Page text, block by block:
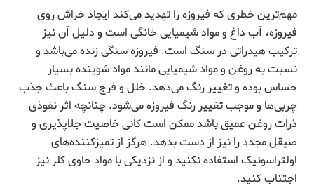
مهم‌ترین خطری که فیروزه را تهدید می‌کند ایجاد خراش روی
فیروزه، آب داغ و مواد شیمیایی خانگی است و دلیل آن نیز
ترکیب هیدراتی در سنگ است. فیروزه سنگی زنده می‌باشد و
نسبت به روغن و مواد شیمیایی مانند مواد شوینده بسیار
حساس بوده و تغییر رنگ می‌دهد. خلل و فرج سنگ باعث جذب
چربی‌ها و موجب تغییر رنگ فیروزه می‌شود. چنانچه اثر نفوذی
ذرات روغن عمیق باشد ممکن است کانی خاصیت جلاپذیری و
صیقل مجدد را نیز از دست بدهد. هرگز از تمیزکننده‌های
اولتراسونیک استفاده نکنید و از نزدیکی با مواد حاوی کلر نیز
اجتناب کنید.